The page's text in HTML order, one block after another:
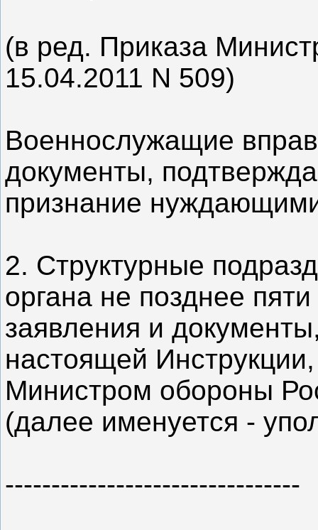
(в ред. Приказа
15.04.2011 N 509)
Военнослужащие
документы,
признание
2. Структурные
органа не позднее
заявления и
настоящей
Министром обороны
(далее именуется -
--------------------------------